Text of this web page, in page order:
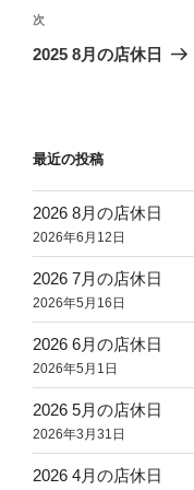
ビ
ゲ
ン
稿
次
の
次
2025 8月の店休日
最近の投稿
2026 8月の店休日
2026年6月12日
2026 7月の店休日
2026年5月16日
2026 6月の店休日
2026年5月1日
2026 5月の店休日
2026年3月31日
2026 4月の店休日